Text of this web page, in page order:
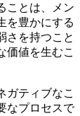
ことは、メン
を豊かにする
さを持つこと
価値を生むこ
ガティブなこ
なプロセスで